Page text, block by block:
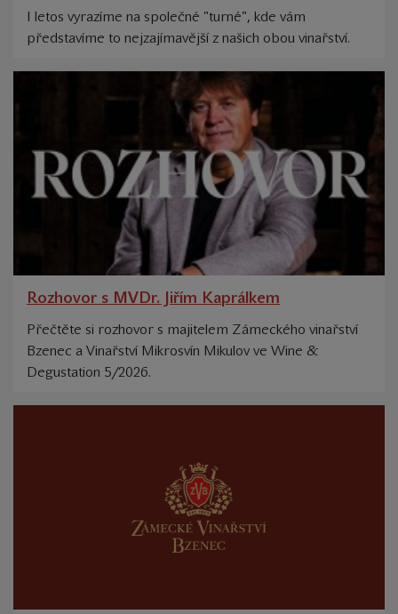
I letos vyrazíme na společné "turné", kde vám
představíme to nejzajímavější z našich obou vinařství.
Rozhovor s MVDr. Jiřím Kaprálkem
Přečtěte si rozhovor s majitelem Zámeckého vinařství
Bzenec a Vinařství Mikrosvín Mikulov ve Wine &
Degustation 5/2026.